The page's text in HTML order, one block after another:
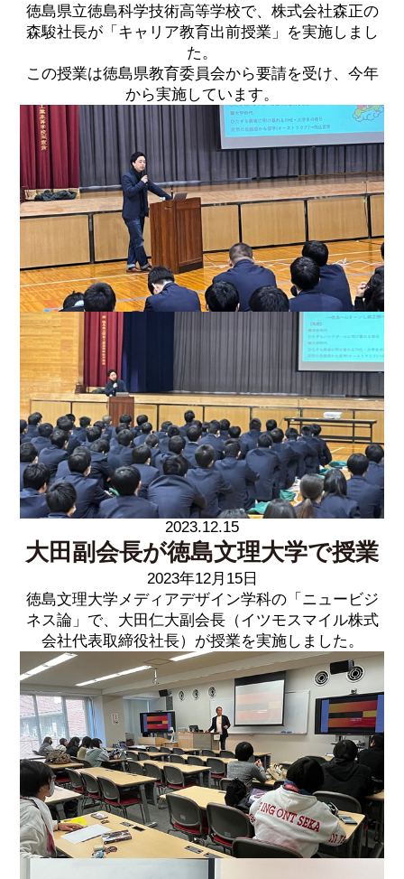
徳島県立徳島科学技術高等学校で、株式会社森正の
森駿社長が「キャリア教育出前授業」を実施しまし
た。
この授業は徳島県教育委員会から要請を受け、今年
から実施しています。
2023.12.15
大田副会長が徳島文理大学で授業
2023年12月15日
徳島文理大学メディアデザイン学科の「ニュービジ
ネス論」で、大田仁大副会長（イツモスマイル株式
会社代表取締役社長）が授業を実施しました。